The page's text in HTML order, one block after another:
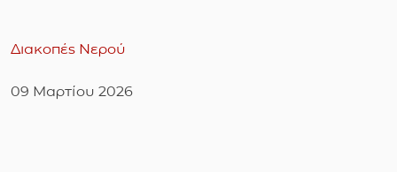
Διακοπές Νερού
09 Μαρτίου 2026